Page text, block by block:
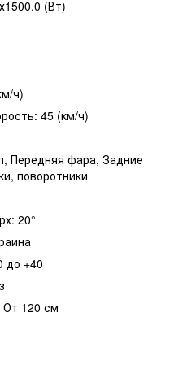
(Вт)
ч)
45 (км/ч)
Передняя фара, Задние
поворотники
20°
до +40
От 120 см